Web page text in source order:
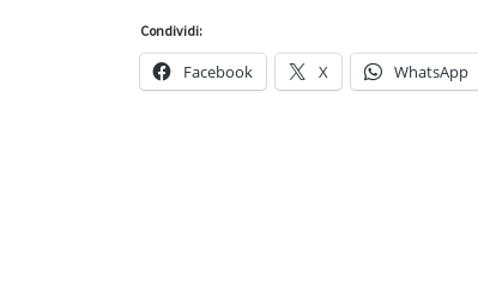
Condividi:
Facebook X WhatsApp